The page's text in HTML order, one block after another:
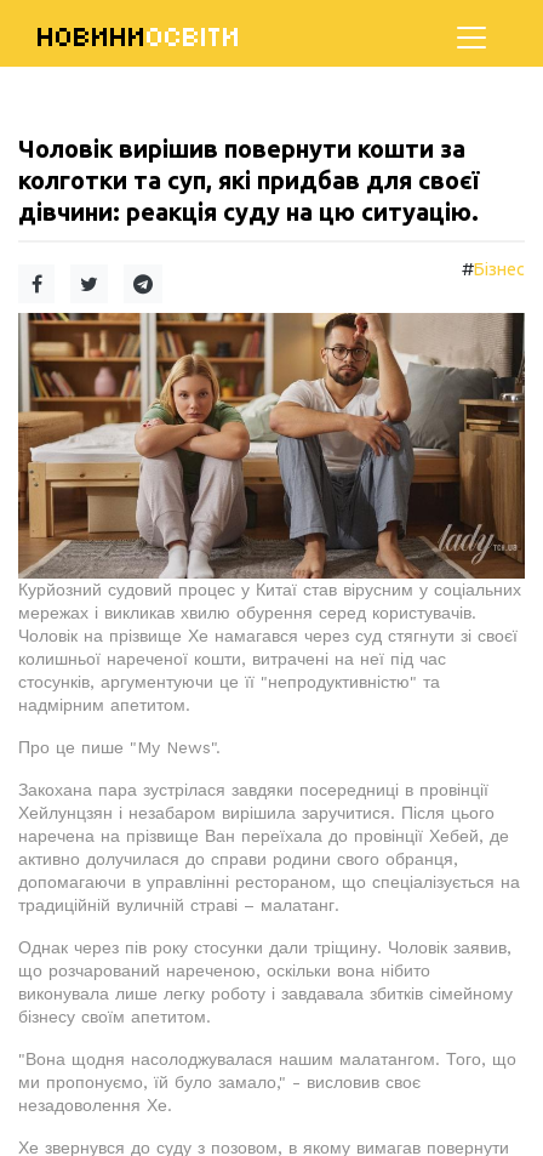
НОВИНИОСВІТИ
Чоловік вирішив повернути кошти за
колготки та суп, які придбав для своєї
дівчини: реакція суду на цю ситуацію.
#Бізнес
Курйозний судовий процес у Китаї став вірусним у соціальних
мережах і викликав хвилю обурення серед користувачів.
Чоловік на прізвище Хе намагався через суд стягнути зі своєї
колишньої нареченої кошти, витрачені на неї під час
стосунків, аргументуючи це її "непродуктивністю" та
надмірним апетитом.
Про це пише "My News".
Закохана пара зустрілася завдяки посередниці в провінції
Хейлунцзян і незабаром вирішила заручитися. Після цього
наречена на прізвище Ван переїхала до провінції Хебей, де
активно долучилася до справи родини свого обранця,
допомагаючи в управлінні рестораном, що спеціалізується на
традиційній вуличній страві – малатанг.
Однак через пів року стосунки дали тріщину. Чоловік заявив,
що розчарований нареченою, оскільки вона нібито
виконувала лише легку роботу і завдавала збитків сімейному
бізнесу своїм апетитом.
"Вона щодня насолоджувалася нашим малатангом. Того, що
ми пропонуємо, їй було замало," - висловив своє
незадоволення Хе.
Хе звернувся до суду з позовом, в якому вимагав повернути